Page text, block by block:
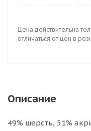
Цена действительна
отличаться от цен в
Описание
49% шерсть, 51%